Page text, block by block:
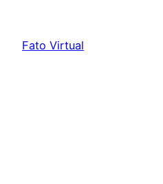
content
Fato Virtual